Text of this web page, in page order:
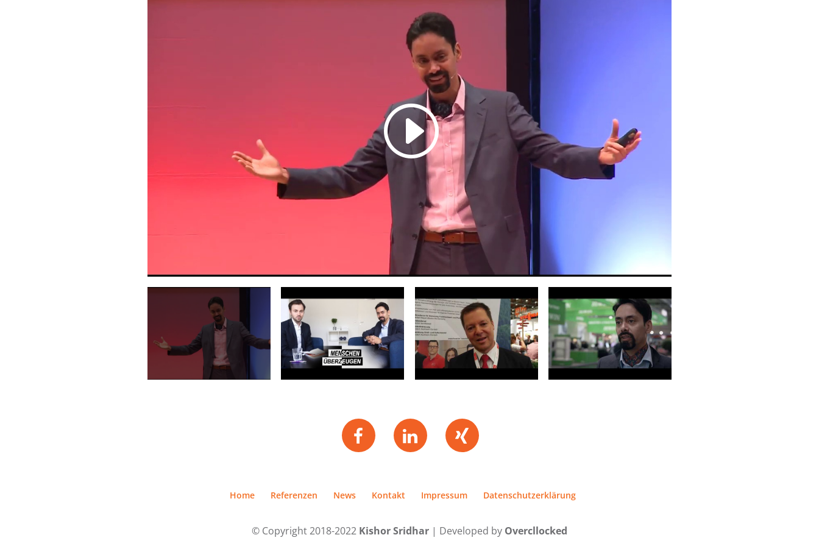
Home Referenzen News Kontakt Impressum Datenschutzerklärung
© Copyright 2018-2022 Kishor Sridhar | Developed by Overcllocked